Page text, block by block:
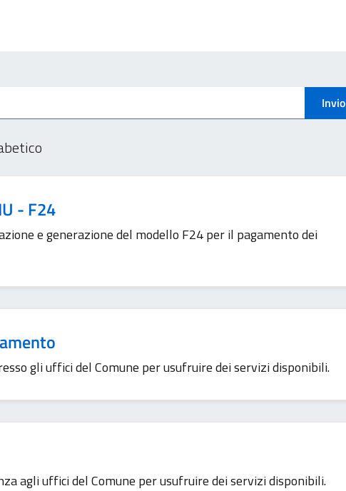
Invio
- F24
e generazione del modello F24 per il pagamento dei
gli uffici del Comune per usufruire dei servizi disponibili.
agli uffici del Comune per usufruire dei servizi disponibili.